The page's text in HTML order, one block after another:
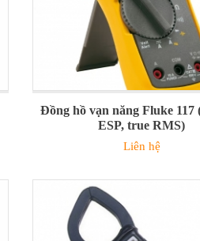
Đồng hồ vạn năng Fluke 117
ESP, true RMS)
Liên hệ